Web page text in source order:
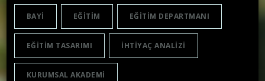
BAYI EĞITIM EĞITIM DEPARTMANI
EĞITIM TASARIMI IHTIYAÇ ANALIZI
KURUMSAL AKADEMI